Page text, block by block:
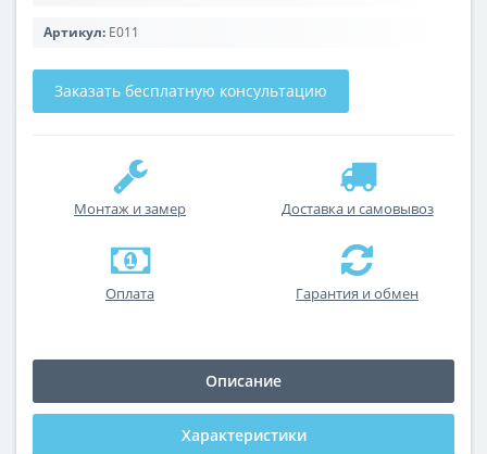
Артикул: E011
Заказать бесплатную консультацию
Монтаж и замер Доставка и самовывоз
Оплата Гарантия и обмен
Описание
Характеристики